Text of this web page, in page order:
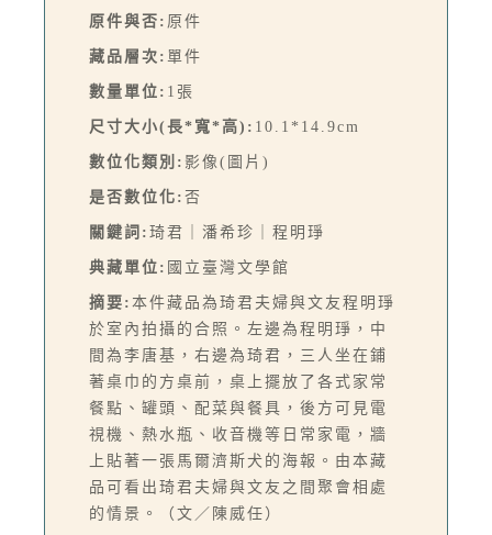
原件與否: 原件
藏品層次: 單件
數量單位: 1張
尺寸大小(長*寬*高): 10.1*14.9cm
數位化類別: 影像(圖片)
是否數位化: 否
關鍵詞: 琦君｜潘希珍｜程明琤
典藏單位: 國立臺灣文學館
摘要: 本件藏品為琦君夫婦與文友程明琤
於室內拍攝的合照。左邊為程明琤，中
間為李唐基，右邊為琦君，三人坐在鋪
著桌巾的方桌前，桌上擺放了各式家常
餐點、罐頭、配菜與餐具，後方可見電
視機、熱水瓶、收音機等日常家電，牆
上貼著一張馬爾濟斯犬的海報。由本藏
品可看出琦君夫婦與文友之間聚會相處
的情景。（文／陳威任）